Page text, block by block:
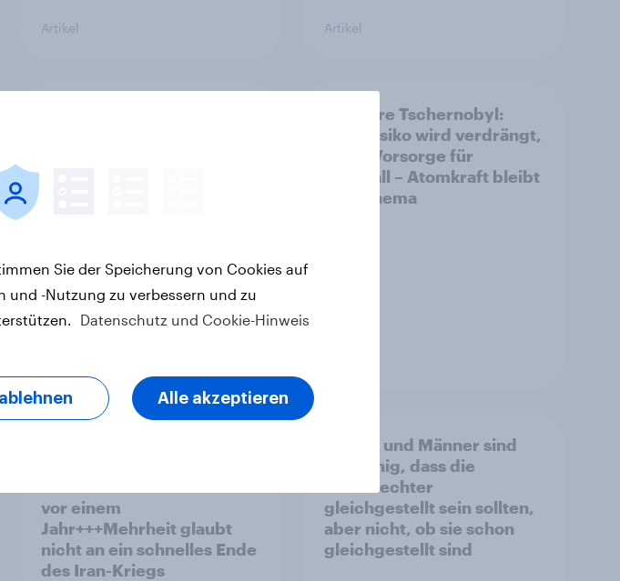
Artikel Artikel
Zivildienstgesetzes?
40 Jahre Tschernobyl:
Atomrisiko wird verdrängt,
kaum Vorsorge für
Ernstfall – Atomkraft bleibt
Spaltthema
vor einem
Jahr+++Mehrheit glaubt
nicht an ein schnelles Ende
des Iran-Kriegs
Frauen und Männer sind
sich einig, dass die
Geschlechter
gleichgestellt sein sollten,
aber nicht, ob sie schon
gleichgestellt sind
Sie der Speicherung von Cookies auf
und -Nutzung zu verbessern und zu
Datenschutz und Cookie-Hinweis
Alle akzeptieren